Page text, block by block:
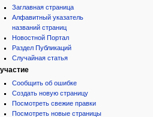
Заглавная страница
Алфавитный указатель
названий страниц
Новостной Портал
Раздел Публикаций
Случайная статья
участие
Сообщить об ошибке
Создать новую страницу
Посмотреть свежие правки
Посмотреть новые страницы